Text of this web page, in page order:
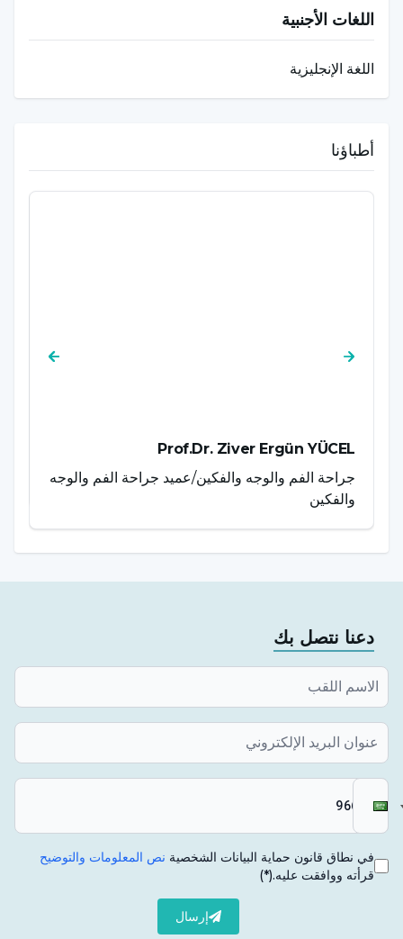
اللغات الأجنبية
اللغة الإنجليزية
أطباؤنا
Prof.Dr. Ziver Ergün YÜCEL
جراحة الفم والوجه والفكين/عميد جراحة الفم والوجه
والفكين
دعنا نتصل بك
في نطاق قانون حماية البيانات الشخصية نص المعلومات والتوضيح
قرأته ووافقت عليه.(*)
إرسال